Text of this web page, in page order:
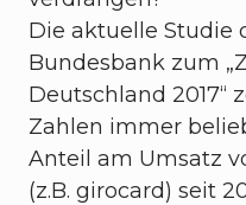
Die aktuelle Studie
Bundesbank zum
Deutschland 2017“
Zahlen immer
Anteil am Umsatz
(z.B. girocard) seit